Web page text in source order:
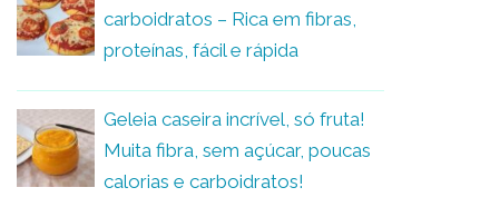
carboidratos – Rica em fibras,
proteínas, fácil e rápida
Geleia caseira incrível, só fruta!
Muita fibra, sem açúcar, poucas
calorias e carboidratos!